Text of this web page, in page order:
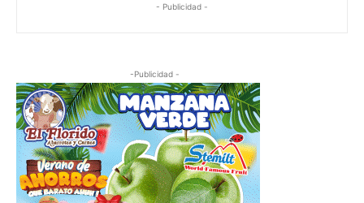
- Publicidad -
-Publicidad -